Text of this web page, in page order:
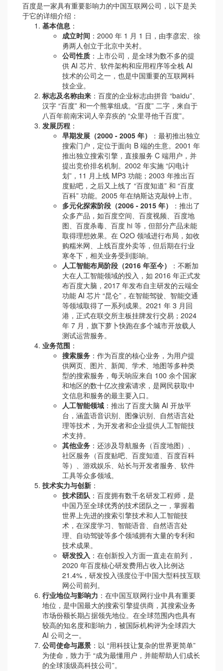
百度是一家具有重要影响力的中国互联网公司，以下是关
于它的详细介绍：
基本信息 ：
成立时间 ：2000 年 1 月 1 日，由李彦宏、徐
勇两人创立于北京中关村。
公司性质 ：上市公司，是全球为数不多的提
供 AI 芯片、软件架构和应用程序等全栈 AI
技术的公司之一，也是中国重要的互联网科
技企业。
标志及名称由来 ：百度的企业标志由拼音 “baidu”、
汉字 “百度” 和一个熊掌组成。“百度” 二字，来自于
八百年前南宋词人辛弃疾的 “众里寻他千百度”。
发展历程 ：
早期发展（2000 - 2005 年）
：最初推出独立
搜索门户，定位于面向 B 端的生意。2001 年
推出独立搜索引擎，直接服务 C 端用户，并
提出竞价排名机制。2002 年实施 “闪电计
划”，11 月上线 MP3 功能；2003 年推出百
度贴吧，之后又上线了 “百度知道” 和 “百度
百科” 功能。2005 年在纳斯达克敲钟上市。
多元化探索阶段（2006 - 2015 年）
：推出了
众多产品，如百度空间、百度视频、百度地
图、百度杀毒、百度 hi 等，但部分产品未能
取得理想效果。在 O2O 领域进行布局，如收
购糯米网、上线百度外卖等，但后期在行业
寒冬下，相关业务受到影响。
人工智能布局阶段（2016 年至今）
：不断加
大在人工智能领域的投入，如 2016 年正式发
布百度大脑，2017 年发布自主研发的云端全
功能 AI 芯片 “昆仑”，在智能驾驶、智能交通
等领域取得了一系列成果。2021 年 3 月回
港，正式在联交所主板挂牌发行交易；2024
年 7 月，旗下萝卜快跑在多个城市开放载人
测试运营服务。
业务范围 ：
搜索服务 ：作为百度的核心业务，为用户提
供网页、图片、新闻、学术、地图等多种类
型的搜索服务，每天响应来自 100 余个国家
和地区的数十亿次搜索请求，是网民获取中
文信息和服务的最主要入口。
人工智能领域 ：推出了百度大脑 AI 开放平
台，涵盖语音识别、图像识别、自然语言处
理等技术，为开发者和企业提供人工智能技
术支持。
其他业务 ：还涉及导航服务（百度地图）、
社区服务（百度贴吧、百度知道、百度百科
等）、游戏娱乐、站长与开发者服务、软件
工具等众多领域。
技术实力与创新 ：
技术团队 ：百度拥有数千名研发工程师，是
中国乃至全球优秀的技术团队之一，掌握着
世界上先进的搜索引擎技术和人工智能技
术，在深度学习、智能语音、自然语言处
理、自动驾驶等多个领域拥有大量的专利和
技术成果。
研发投入 ：在创新投入方面一直走在前列，
2020 年百度核心研发费用占收入比例达
21.4%，研发投入强度位于中国大型科技互联
网公司前列。
行业地位与影响力 ：在中国互联网行业中具有重要
地位，是中国最大的搜索引擎提供商，其搜索业务
市场份额长期占据领先地位。在全球范围内也具有
较高的知名度和影响力，被国际机构评为全球四大
AI 公司之一。
公司使命与愿景 ：以 “用科技让复杂的世界更简单”
为使命，致力于 “成为最懂用户，并能帮助人们成长
的全球顶级高科技公司”。